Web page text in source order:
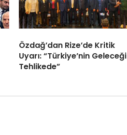
Özdağ’dan Rize’de Kritik
Uyarı: “Türkiye’nin Geleceği
Tehlikede”